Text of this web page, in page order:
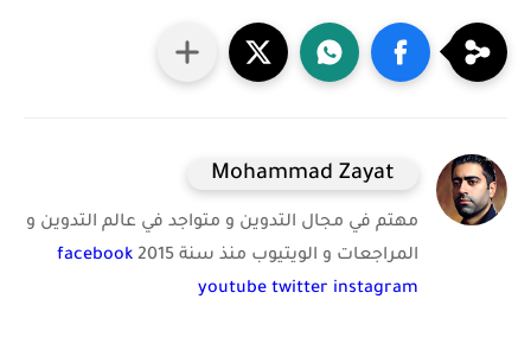
Mohammad Zayat
مهتم في مجال التدوين و متواجد في عالم التدوين و
المراجعات و الويتيوب منذ سنة 2015
facebook
youtube twitter instagram